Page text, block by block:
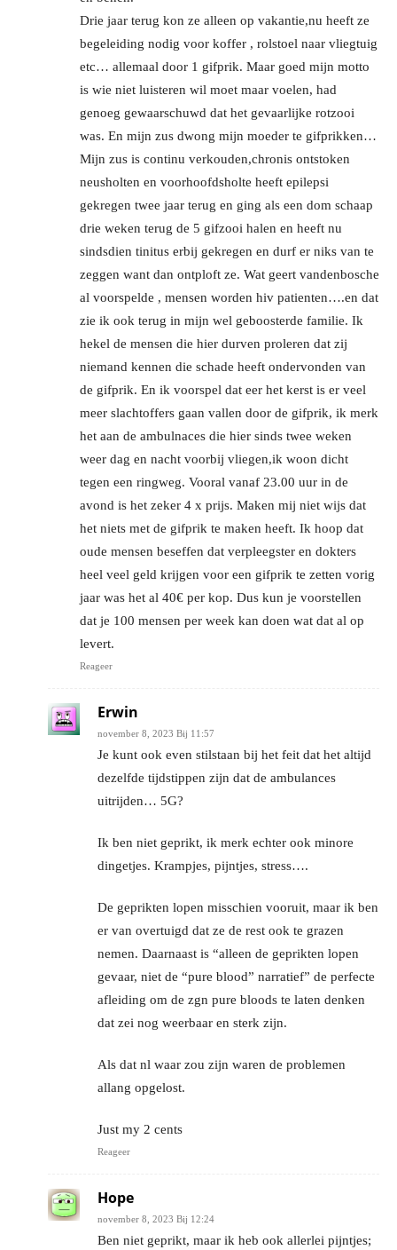
Drie jaar terug kon ze alleen op vakantie,nu heeft ze
begeleiding nodig voor koffer , rolstoel naar vliegtuig
etc… allemaal door 1 gifprik. Maar goed mijn motto
is wie niet luisteren wil moet maar voelen, had
genoeg gewaarschuwd dat het gevaarlijke rotzooi
was. En mijn zus dwong mijn moeder te gifprikken…
Mijn zus is continu verkouden,chronis ontstoken
neusholten en voorhoofdsholte heeft epilepsi
gekregen twee jaar terug en ging als een dom schaap
drie weken terug de 5 gifzooi halen en heeft nu
sindsdien tinitus erbij gekregen en durf er niks van te
zeggen want dan ontploft ze. Wat geert vandenbosche
al voorspelde , mensen worden hiv patienten….en dat
zie ik ook terug in mijn wel geboosterde familie. Ik
hekel de mensen die hier durven proleren dat zij
niemand kennen die schade heeft ondervonden van
de gifprik. En ik voorspel dat eer het kerst is er veel
meer slachtoffers gaan vallen door de gifprik, ik merk
het aan de ambulnaces die hier sinds twee weken
weer dag en nacht voorbij vliegen,ik woon dicht
tegen een ringweg. Vooral vanaf 23.00 uur in de
avond is het zeker 4 x prijs. Maken mij niet wijs dat
het niets met de gifprik te maken heeft. Ik hoop dat
oude mensen beseffen dat verpleegster en dokters
heel veel geld krijgen voor een gifprik te zetten vorig
jaar was het al 40€ per kop. Dus kun je voorstellen
dat je 100 mensen per week kan doen wat dat al op
levert.
Reageer
Erwin
november 8, 2023 Bij 11:57
Je kunt ook even stilstaan bij het feit dat het altijd
dezelfde tijdstippen zijn dat de ambulances
uitrijden… 5G?
Ik ben niet geprikt, ik merk echter ook minore
dingetjes. Krampjes, pijntjes, stress….
De geprikten lopen misschien vooruit, maar ik ben
er van overtuigd dat ze de rest ook te grazen
nemen. Daarnaast is “alleen de geprikten lopen
gevaar, niet de “pure blood” narratief” de perfecte
afleiding om de zgn pure bloods te laten denken
dat zei nog weerbaar en sterk zijn.
Als dat nl waar zou zijn waren de problemen
allang opgelost.
Just my 2 cents
Reageer
Hope
november 8, 2023 Bij 12:24
Ben niet geprikt, maar ik heb ook allerlei pijntjes;